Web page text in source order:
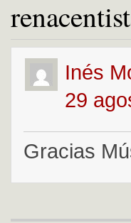
Inés
29
Gracias